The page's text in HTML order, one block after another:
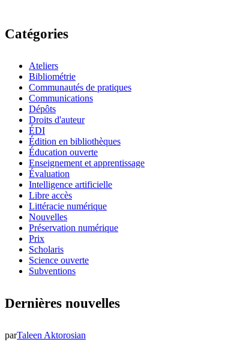
Catégories
Ateliers
Bibliométrie
Communautés de pratiques
Communications
Dépôts
Droits d'auteur
ÉDI
Édition en bibliothèques
Éducation ouverte
Enseignement et apprentissage
Évaluation
Intelligence artificielle
Libre accès
Littéracie numérique
Nouvelles
Préservation numérique
Prix
Scholaris
Science ouverte
Subventions
Dernières nouvelles
parTaleen Aktorosian